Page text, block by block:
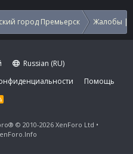
город Премьерск Жалобы |
Russian (RU)
Помощь
R
S
© 2010-2026 XenForo Ltd